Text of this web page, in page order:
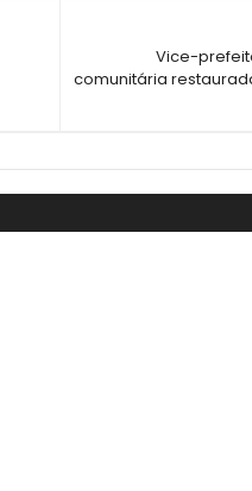
Vice-
comunitária